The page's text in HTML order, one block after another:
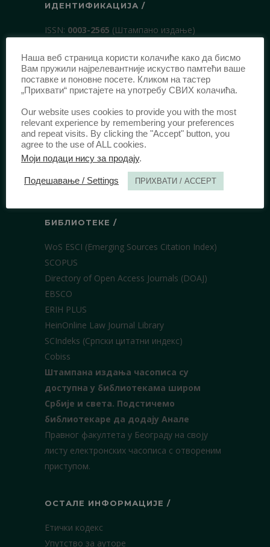
ИДЕНТИФИКАЦИЈА /
ISSN: 0003-2565 (Штампано издање)
DOI: 10.51204/Anali_PFBU_1906
ИЗДАВАЧ /
Правни факултет Универзитета у
Београду
Булевар краља Александра 67
Србија
БИБЛИОТЕКЕ /
WoS ESCI (Emerging Sources Citation Index)
SCOPUS
Directory of Open Access Journals (DOAJ)
EBSCO
ERIH PLUS
HeinOnline Law Journal Library
SCIndeks (Српски цитатни индекс)
Cobiss
Штампана издања часописа су
доступна у библиотекама широм
Србије и света. Подстичемо
библиотекаре да додају Анале
Правног факултета у Београду на своју
листу електронских часописа с отвореним
приступом.
ОСТАЛЕ ИНФОРМАЦИЈЕ /
Етички кодекс
Упутство за ауторе
Наша веб страница користи колачиће како да бисмо
Вам пружили најрелевантније искуство памтећи ваше
поставке и поновне посете. Кликом на тастер
„Прихвати“ пристајете на употребу СВИХ колачића.
Our website uses cookies to provide you with the most
relevant experience by remembering your preferences
and repeat visits. By clicking the "Accept" button, you
agree to the use of ALL cookies.
Моји подаци нису за продају.
Подешавање / Settings ПРИХВАТИ / ACCEPT